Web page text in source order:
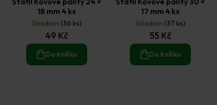
18 mm 4 ks
Skladem (36 ks)
49 Kč
Do košíku
17 mm 4 ks
Skladem (37 ks)
55 Kč
Do košíku